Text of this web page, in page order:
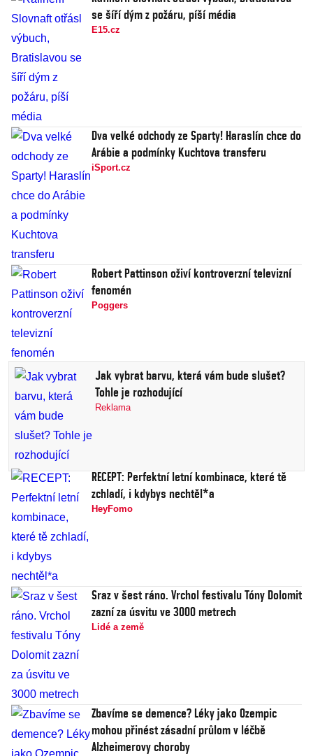
se šíří dým z požáru, píší média
E15.cz
Dva velké odchody ze Sparty! Haraslín chce do
Arábie a podmínky Kuchtova transferu
iSport.cz
Robert Pattinson oživí kontroverzní televizní
fenomén
Poggers
Jak vybrat barvu, která vám bude slušet?
Tohle je rozhodující
Reklama
RECEPT: Perfektní letní kombinace, které tě
zchladí, i kdybys nechtěl*a
HeyFomo
Sraz v šest ráno. Vrchol festivalu Tóny Dolomit
zazní za úsvitu ve 3000 metrech
Lidé a země
Zbavíme se demence? Léky jako Ozempic
mohou přinést zásadní průlom v léčbě
Alzheimerovy choroby